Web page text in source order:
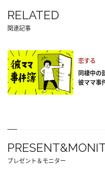
RELATED
関連記事
恋する
同棲中の
彼ママ事
プレゼント＆モニター